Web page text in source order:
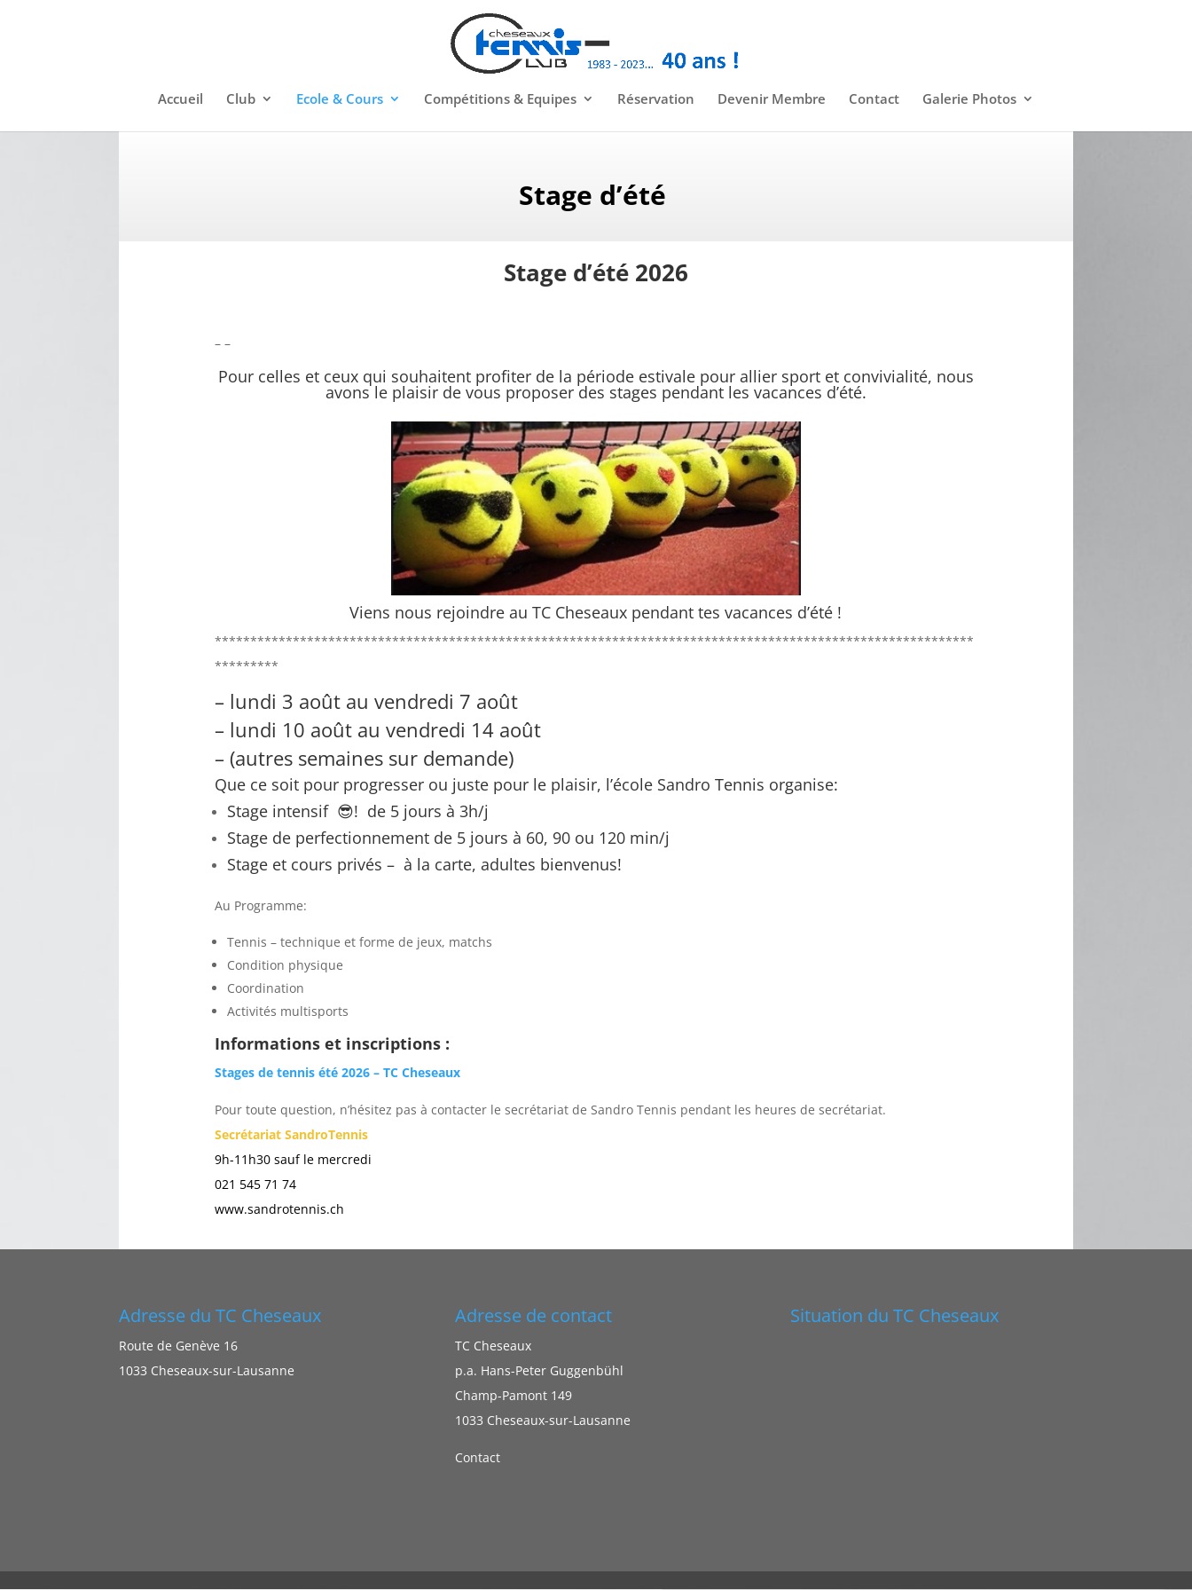
Accueil Club Ecole & Cours Compétitions & Equipes Réservation Devenir Membre Contact Galerie Photos
Stage d’été
Stage d’été 2026
– –
Pour celles et ceux qui souhaitent profiter de la période estivale pour allier sport et convivialité, nous
avons le plaisir de vous proposer des stages pendant les vacances d’été.
Viens nous rejoindre au TC Cheseaux pendant tes vacances d’été !
***********************************************************************************************************
*********
– lundi 3 août au vendredi 7 août
– lundi 10 août au vendredi 14 août
– (autres semaines sur demande)
Que ce soit pour progresser ou juste pour le plaisir, l’école Sandro Tennis organise:
Stage intensif 😎! de 5 jours à 3h/j
Stage de perfectionnement de 5 jours à 60, 90 ou 120 min/j
Stage et cours privés – à la carte, adultes bienvenus!
Au Programme:
Tennis – technique et forme de jeux, matchs
Condition physique
Coordination
Activités multisports
Informations et inscriptions :
Stages de tennis été 2026 – TC Cheseaux
Pour toute question, n’hésitez pas à contacter le secrétariat de Sandro Tennis pendant les heures de secrétariat.
Secrétariat SandroTennis
9h-11h30 sauf le mercredi
021 545 71 74
www.sandrotennis.ch
Adresse du TC Cheseaux
Route de Genève 16
1033 Cheseaux-sur-Lausanne
Adresse de contact
TC Cheseaux
p.a. Hans-Peter Guggenbühl
Champ-Pamont 149
1033 Cheseaux-sur-Lausanne
Contact
Situation du TC Cheseaux